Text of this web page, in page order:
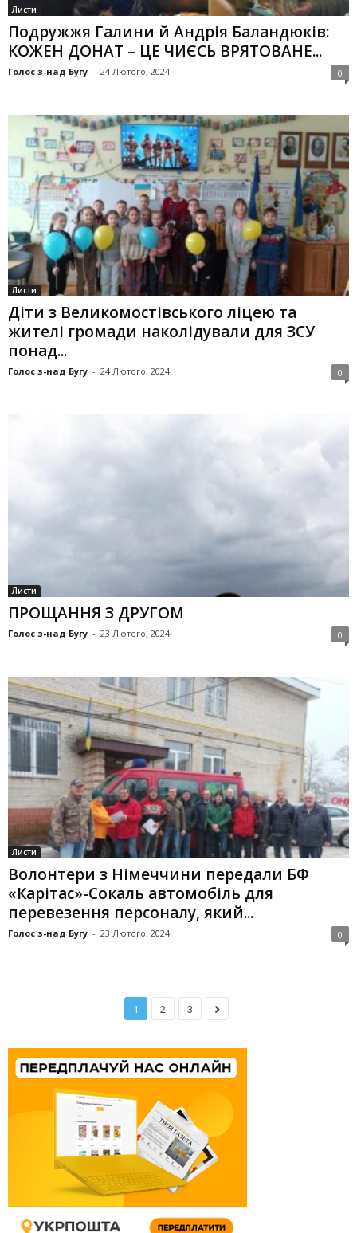
Листи
По­дружжя Галини й Андрія Баландю­ків:
КОЖЕН ДОНАТ – ЦЕ ЧИЄСЬ ВРЯТОВАНЕ...
Голос з-над Бугу - 24 Лютого, 2024 0
Листи
Діти з Великомостівського ліцею та
жителі громади наколідували для ЗСУ
понад...
Голос з-над Бугу - 24 Лютого, 2024 0
Листи
ПРОЩАННЯ З ДРУГОМ
Голос з-над Бугу - 23 Лютого, 2024 0
Листи
Волонтери з Німеччини передали БФ
«Карітас»-Сокаль автомо­біль для
перевезення персоналу, який...
Голос з-над Бугу - 23 Лютого, 2024 0
1 2 3